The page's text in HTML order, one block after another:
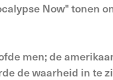
Now" tonen
men; de
de waarheid in te